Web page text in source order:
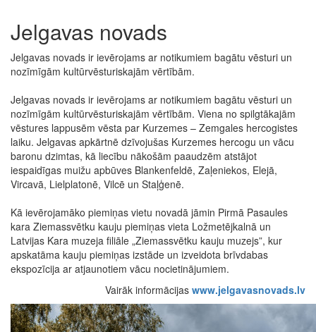
Jelgavas novads
Jelgavas novads ir ievērojams ar notikumiem bagātu vēsturi un
nozīmīgām kultūrvēsturiskajām vērtībām.
Jelgavas novads ir ievērojams ar notikumiem bagātu vēsturi un
nozīmīgām kultūrvēsturiskajām vērtībām. Viena no spilgtākajām
vēstures lappusēm vēsta par Kurzemes – Zemgales hercogistes
laiku. Jelgavas apkārtnē dzīvojušas Kurzemes hercogu un vācu
baronu dzimtas, kā liecību nākošām paaudzēm atstājot
iespaidīgas muižu apbūves Blankenfeldē, Zaļeniekos, Elejā,
Vircavā, Lielplatonē, Vilcē un Staļģenē.
Kā ievērojamāko piemiņas vietu novadā jāmin Pirmā Pasaules
kara Ziemassvētku kauju piemiņas vieta Ložmetējkalnā un
Latvijas Kara muzeja filiāle „Ziemassvētku kauju muzejs”, kur
apskatāma kauju piemiņas izstāde un izveidota brīvdabas
ekspozīcija ar atjaunotiem vācu nocietinājumiem.
Vairāk informācijas www.jelgavasnovads.lv